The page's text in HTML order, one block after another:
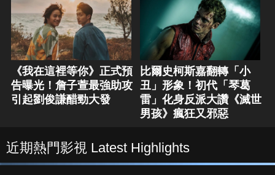
《我在這裡等你》正式預
告曝光！詹子萱最強助攻
引起劉俊謙醋勁大發
比爾史柯斯嘉翻轉「小
丑」形象！初代「琴葛
雷」化身反派大讚《滅世
男孩》瘋狂又邪惡
近期熱門影視 Latest Highlights